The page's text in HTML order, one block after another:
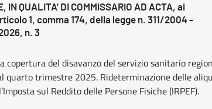
IN QUALITA’ DI COMMISSARIO AD ACTA, ai
1, comma 174, della legge n. 311/2004 -
n. 3
copertura del disavanzo del servizio sanitario
quarto trimestre 2025. Rideterminazione delle
sul Reddito delle Persone Fisiche (IRPEF).